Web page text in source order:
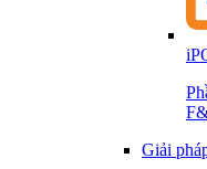
Giải